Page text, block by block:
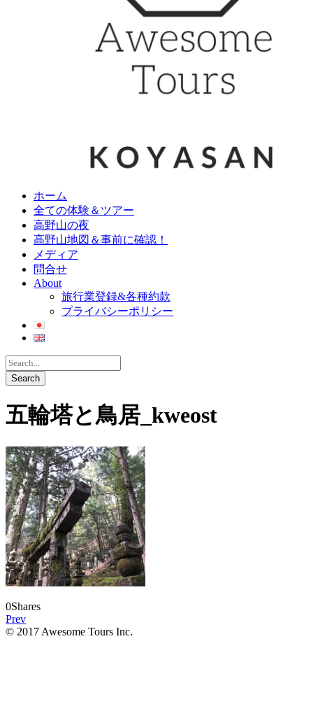
ホーム
全ての体験＆ツアー
高野山の夜
高野山地図＆事前に確認！
メディア
問合せ
About
旅行業登録&各種約款
プライバシーポリシー
五輪塔と鳥居_kweost
0Shares
Prev
© 2017 Awesome Tours Inc.